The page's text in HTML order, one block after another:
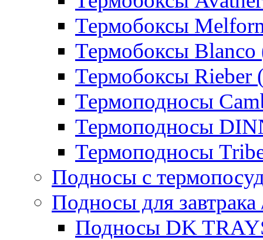
Термобоксы
Термобоксы Blanco
Термобоксы Rieber
Термоподносы
Термоподносы
Термоподносы
Подносы с
Подносы для завтрака
Подносы DK